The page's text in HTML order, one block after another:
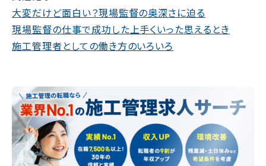
大変だけど面白い？現場監督の奥深さに迫る
現場監督の仕事で成功した上手くいった思えるとき
施工管理者としての働き方のいろいろ